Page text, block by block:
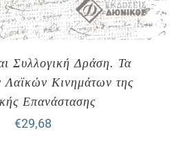
Συλλογική Δράση. Τα
Λαϊκών Κινημάτων της
Επανάστασης
€29,68